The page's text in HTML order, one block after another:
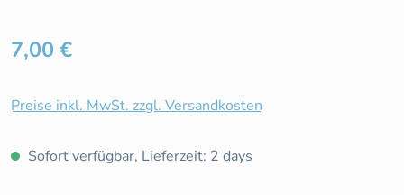
Regulärer Preis:
7,00 €
Preise inkl. MwSt. zzgl. Versandkosten
Sofort verfügbar, Lieferzeit: 2 days